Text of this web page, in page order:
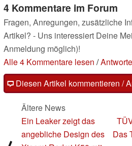
4 Kommentare im Forum
Fragen, Anregungen, zusätzliche
Artikel? - Uns interessiert Deine
Anmeldung möglich)!
Alle 4 Kommentare lesen /
Diesen Artikel kommentieren /
Ältere News
Ein Leaker zeigt das
angebliche Design des
Das